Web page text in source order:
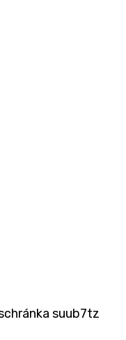
suub7tz